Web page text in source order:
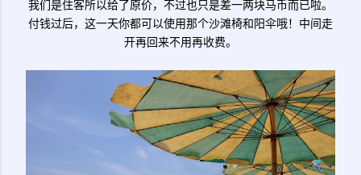
我们是住客所以给了原价，不过也只是差一两块马币而已啦。
付钱过后，这一天你都可以使用那个沙滩椅和阳伞哦！中间走
开再回来不用再收费。